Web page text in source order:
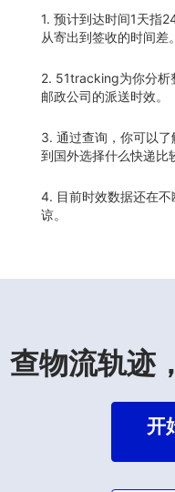
1. 预计到达时间1天指
从寄出到签收的时间差。
2. 51tracking为你分析
邮政公司的派送时效。
3. 通过查询，你可以
到国外选择什么快递比
4. 目前时效数据还在
谅。
查物流轨迹
开